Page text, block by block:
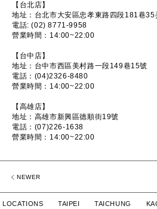
【台北店】
地址：台北市大安區忠孝東路四段181巷35
電話: (02) 8771-9958
營業時間：14:00~22:00
【台中店】
地址：台中市西區美村路一段149巷15號
電話：(04)2326-8480
營業時間：14:00~22:00
【高雄店】
地址：高雄市新興區德順街19號
電話：(07)226-1638
營業時間：14:00~22:00
NEWER
TAIPEI TAICHUNG